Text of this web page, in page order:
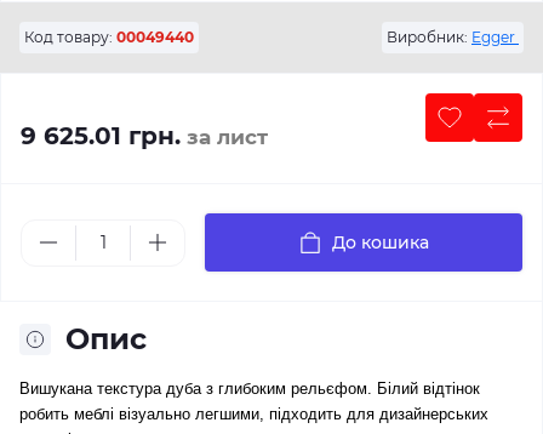
Код товару: 00049440 Виробник: Egger
9 625.01 грн. за лист
До кошика
Опис
Вишукана текстура дуба з глибоким рельєфом. Білий відтінок
робить меблі візуально легшими, підходить для дизайнерських